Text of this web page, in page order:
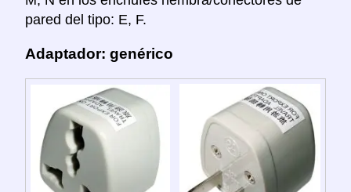
pared del tipo: E, F.
Adaptador: genérico